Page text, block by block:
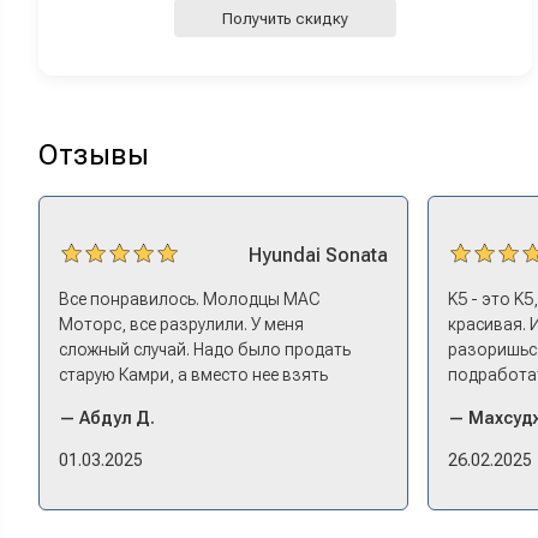
Получить скидку
Отзывы
Hyundai Sonata
Все понравилось. Молодцы МАС
Моторс, все разрулили. У меня
сложный случай. Надо было продать
старую Камри, а вместо нее взять
лучше немного б/у, чтоб подешевле. Ну
и автокредит найти не с лошадиными
— Абдул Д.
01.03.2025
K5 - это
красивая.
ушел на
—
26.02.2025